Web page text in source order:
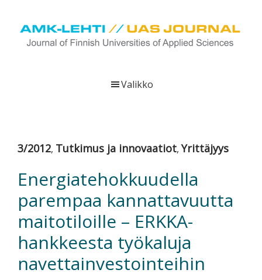
Hyppää
pääsisältöön
Hyppää
ensisijaiseen
Hyppää
alatunnisteeseen
viestittää
tutkimus-,
kehittämis-
ja
innovaatiotoiminnasta
sekä
ammattikorkeakoulutusta
koskevasta
Valikko
3/2012, Tutkimus ja innovaatiot,Yrittäjyys
Energiatehokkuudella
parempaa kannattavuutta
maitotiloille – ERKKA-
hankkeesta työkaluja
navettainvestointeihin